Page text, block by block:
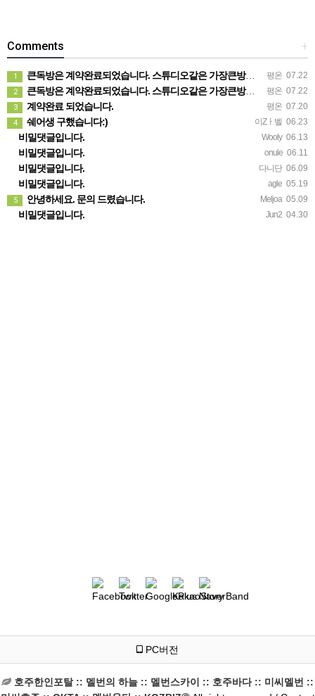
+
Comments
평온 07.22
1 큰독방은 계약완료되었습니다. 스튜디오같은 가장큰방을 2인동시 또는 혼자서 큰독방으로도 즉시입주 가능합니다.
평온 07.22
2 큰독방은 계약완료되었습니다. 스튜디오같은 가장큰방을 2인동시 또는 혼자서 큰독방으로도 즉시입주 가능합니다.
평온 07.20
3 계약완료 되었습니다.
이Zㅏ벨 06.23
4 쉐어생 구했습니다:)
Wooly 06.13
비밀댓글입니다.
onule 06.11
비밀댓글입니다.
다니단 06.09
비밀댓글입니다.
agle 05.19
비밀댓글입니다.
Meljoa 05.09
5 안녕하세요. 문의 드렸습니다.
Jun2 04.30
비밀댓글입니다.
PC버전
호주한인포탈 :: 멜번의 하늘 :: 멜번스카이 :: 호주바다 :: 미씨멜번 ::